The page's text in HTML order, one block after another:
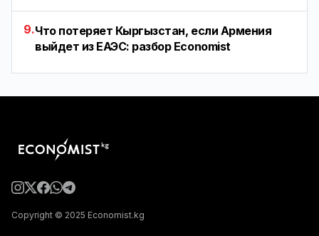
9.Что потеряет Кыргызстан, если Армения
выйдет из ЕАЭС: разбор Economist
Copyright © 2025 Economist.kg